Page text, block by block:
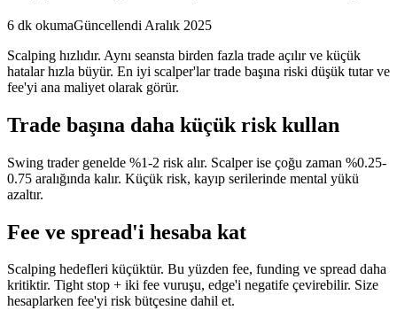
6 dk okumaGüncellendi Aralık 2025
Scalping hızlıdır. Aynı seansta birden fazla trade açılır ve küçük
hatalar hızla büyür. En iyi scalper'lar trade başına riski düşük tutar ve
fee'yi ana maliyet olarak görür.
Trade başına daha küçük risk kullan
Swing trader genelde %1-2 risk alır. Scalper ise çoğu zaman %0.25-
0.75 aralığında kalır. Küçük risk, kayıp serilerinde mental yükü
azaltır.
Fee ve spread'i hesaba kat
Scalping hedefleri küçüktür. Bu yüzden fee, funding ve spread daha
kritiktir. Tight stop + iki fee vuruşu, edge'i negatife çevirebilir. Size
hesaplarken fee'yi risk bütçesine dahil et.